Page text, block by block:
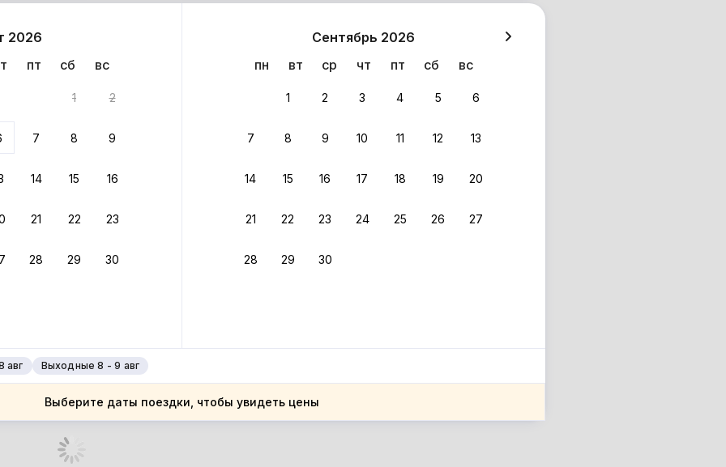
2026
пт сб вс
1 2
7 8 9
14 15 16
21 22 23
28 29 30
Сентябрь 2026
пн
вт ср чт пт сб вс
1 2 3 4 5 6
7 8 9 10 11 12 13
14 15 16 17 18 19 20
21 22 23 24 25 26 27
28 29 30
авг Выходные 8 - 9 авг
Выберите даты поездки, чтобы увидеть цены